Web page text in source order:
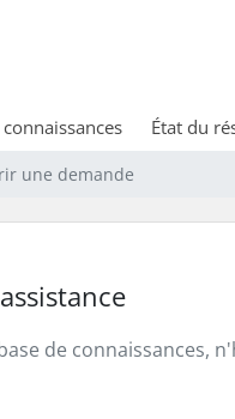
État du
une demande
de connaissances,